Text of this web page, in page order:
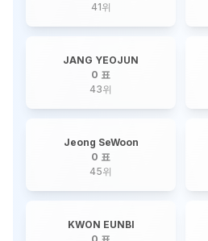
41위
JANG YEOJUN
0 표
43위
Jeong SeWoon
0 표
45위
KWON EUNBI